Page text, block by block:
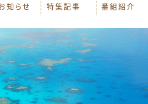
4K放送
ショッピング
プレゼント
会社情報
知らせ 特集記事 番組紹介